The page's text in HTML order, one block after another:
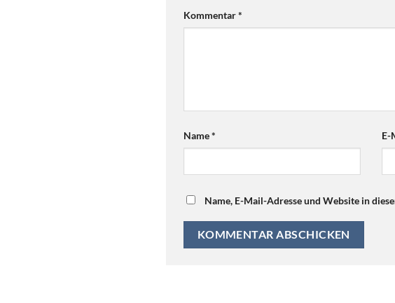
Kommentar*
Name* E-
Name, E-Mail-Adresse und Website in